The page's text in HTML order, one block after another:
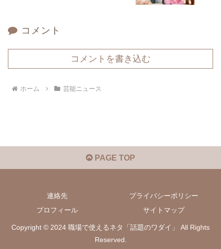
コメント
コメントを書き込む
ホーム 芸能ニュース
PAGE TOP
連絡先
プライバシーポリシー
プロフィール
サイトマップ
Copyright © 2024 職場で使えるネタ「話題のワダイ」 All Rights
Reserved.